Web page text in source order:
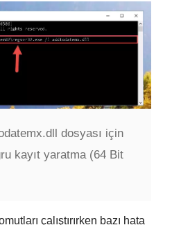
dosyası için
kayıt yaratma (64 Bit
çalıştırırken bazı hata